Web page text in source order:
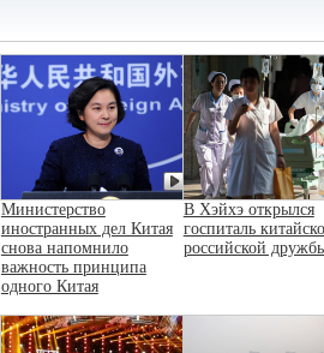
Министерство
иностранных дел Китая
снова напомнило
важность принципа
одного Китая
В Хэйхэ открылся
госпиталь
российской